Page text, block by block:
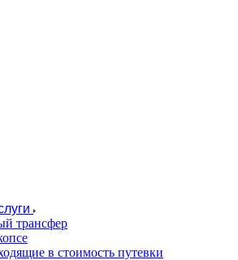
трансфер
в стоимость путевки